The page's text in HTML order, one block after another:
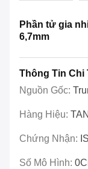
Phần tử gia
6,7mm
Thông Tin Chi
Nguồn Gốc:
Hàng Hiệu:
Chứng Nhận:
Số Mô Hình: